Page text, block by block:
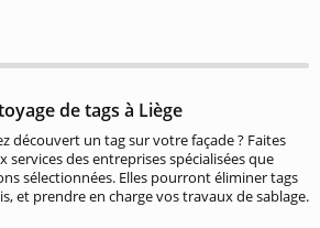
de tags à Liège
découvert un tag sur votre façade ? Faites
services des entreprises spécialisées que
sélectionnées. Elles pourront éliminer tags
et prendre en charge vos travaux de sablage.